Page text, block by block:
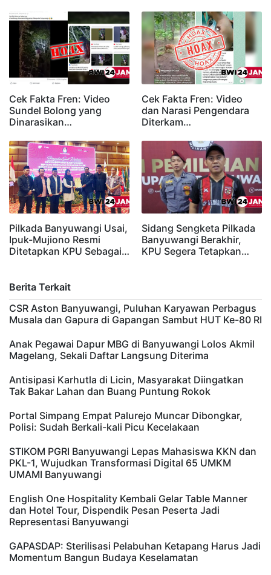
Cek Fakta Fren: Video
Sundel Bolong yang
Dinarasikan…
Cek Fakta Fren: Video
dan Narasi Pengendara
Diterkam…
Pilkada Banyuwangi Usai,
Ipuk-Mujiono Resmi
Ditetapkan KPU Sebagai…
Sidang Sengketa Pilkada
Banyuwangi Berakhir,
KPU Segera Tetapkan…
Berita Terkait
CSR Aston Banyuwangi, Puluhan Karyawan Perbagus
Musala dan Gapura di Gapangan Sambut HUT Ke-80 RI
Anak Pegawai Dapur MBG di Banyuwangi Lolos Akmil
Magelang, Sekali Daftar Langsung Diterima
Antisipasi Karhutla di Licin, Masyarakat Diingatkan
Tak Bakar Lahan dan Buang Puntung Rokok
Portal Simpang Empat Palurejo Muncar Dibongkar,
Polisi: Sudah Berkali-kali Picu Kecelakaan
STIKOM PGRI Banyuwangi Lepas Mahasiswa KKN dan
PKL-1, Wujudkan Transformasi Digital 65 UMKM
UMAMI Banyuwangi
English One Hospitality Kembali Gelar Table Manner
dan Hotel Tour, Dispendik Pesan Peserta Jadi
Representasi Banyuwangi
GAPASDAP: Sterilisasi Pelabuhan Ketapang Harus Jadi
Momentum Bangun Budaya Keselamatan